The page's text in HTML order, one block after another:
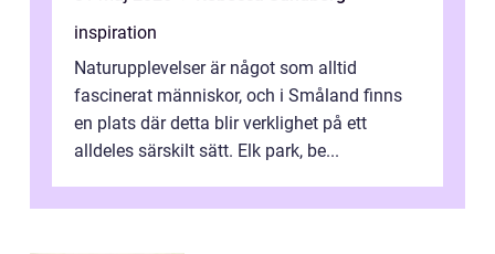
inspiration
Naturupplevelser är något som alltid
fascinerat människor, och i Småland finns
en plats där detta blir verklighet på ett
alldeles särskilt sätt. Elk park, be...